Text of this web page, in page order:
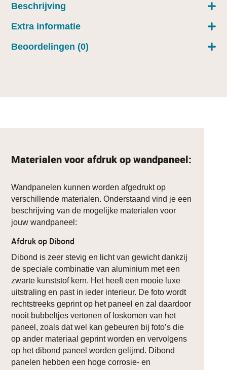
Beschrijving
Extra informatie
Beoordelingen (0)
Materialen voor afdruk op wandpaneel:
Wandpanelen kunnen worden afgedrukt op
verschillende materialen. Onderstaand vind je een
beschrijving van de mogelijke materialen voor
jouw wandpaneel:
Afdruk op Dibond
Dibond is zeer stevig en licht van gewicht dankzij
de speciale combinatie van aluminium met een
zwarte kunststof kern. Het heeft een mooie luxe
uitstraling en past in ieder interieur. De foto wordt
rechtstreeks geprint op het paneel en zal daardoor
nooit bubbeltjes vertonen of loskomen van het
paneel, zoals dat wel kan gebeuren bij foto’s die
op ander materiaal geprint worden en vervolgens
op het dibond paneel worden gelijmd. Dibond
panelen hebben een hoge corrosie- en